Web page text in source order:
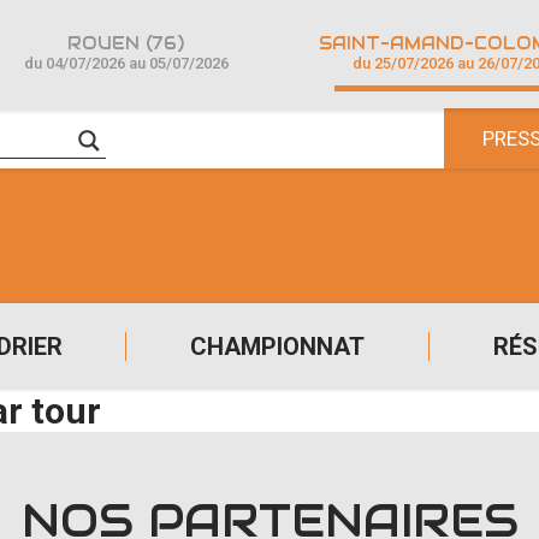
CHAMPIONNAT
ROUEN (76)
du 04/07/2026 au 05/07/2026 du 25/07/2026 au 26/07/
tour
NOS PARTENAIRES